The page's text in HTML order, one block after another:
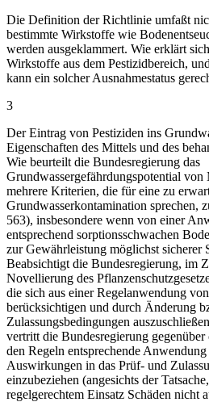
Die Definition der Richtlinie umfaßt
bestimmte Wirkstoffe wie
werden ausgeklammert. Wie erklärt
Wirkstoffe aus dem Pestizidbereich,
kann ein solcher Ausnahmestatus
3
Der Eintrag von Pestiziden ins
Eigenschaften des Mittels und des
Wie beurteilt die Bundesregierung das
Grundwassergefährdungspotential von
mehrere Kriterien, die für eine zu
Grundwasserkontamination sprechen,
563), insbesondere wenn von einer
entsprechend sorptionsschwachen
zur Gewährleistung möglichst sicherer
Beabsichtigt die Bundesregierung, im
Novellierung des
die sich aus einer Regelanwendung
berücksichtigen und durch Änderung
Zulassungsbedingungen
vertritt die Bundesregierung
den Regeln entsprechende
Auswirkungen in das Prüf- und
einzubeziehen (angesichts der
regelgerechtem Einsatz Schäden nicht